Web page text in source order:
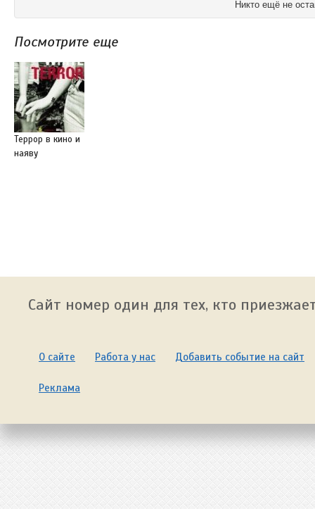
Никто ещё не
Посмотрите еще
Террор в кино и
наяву
Сайт номер один для тех, кто
О сайте Работа у нас Добавить событие на сайт
Реклама